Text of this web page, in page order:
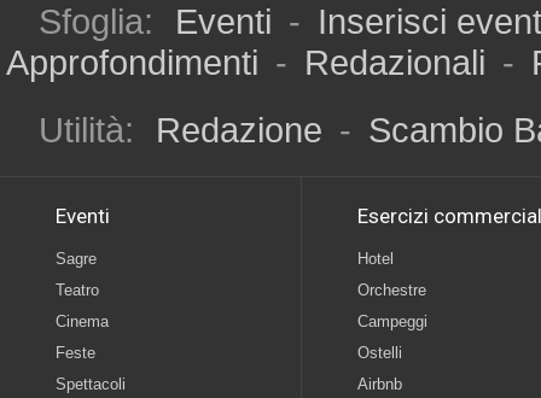
Sfoglia: Eventi - Inserisci
Approfondimenti - Redazionali -
Utilità:
Redazione - Scambio
Eventi
Sagre
Teatro
Cinema
Feste
Spettacoli
Esercizi
Hotel
Orchestre
Campeggi
Ostelli
Airbnb